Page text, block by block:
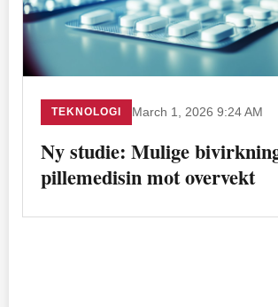
TEKNOLOGI March 1, 2026 9:24 AM
Ny studie: Mulige
pillemedisin mot overvekt